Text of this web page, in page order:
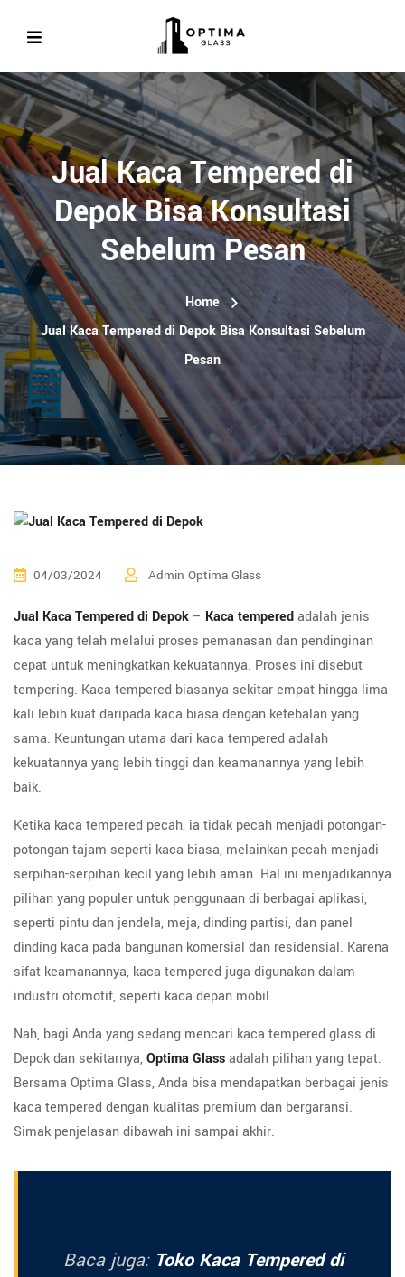
Jual Kaca Tempered di
Depok Bisa Konsultasi
Sebelum Pesan
Home
Jual Kaca Tempered di Depok Bisa Konsultasi Sebelum
Pesan
04/03/2024 Admin Optima Glass
Jual Kaca Tempered di Depok – Kaca temperedadalah jenis
kaca yang telah melalui proses pemanasan dan pendinginan
cepat untuk meningkatkan kekuatannya. Proses ini disebut
tempering. Kaca tempered biasanya sekitar empat hingga lima
kali lebih kuat daripada kaca biasa dengan ketebalan yang
sama. Keuntungan utama dari kaca tempered adalah
kekuatannya yang lebih tinggi dan keamanannya yang lebih
baik.
Ketika kaca tempered pecah, ia tidak pecah menjadi potongan-
potongan tajam seperti kaca biasa, melainkan pecah menjadi
serpihan-serpihan kecil yang lebih aman. Hal ini menjadikannya
pilihan yang populer untuk penggunaan di berbagai aplikasi,
seperti pintu dan jendela, meja, dinding partisi, dan panel
dinding kaca pada bangunan komersial dan residensial. Karena
sifat keamanannya, kaca tempered juga digunakan dalam
industri otomotif, seperti kaca depan mobil.
Nah, bagi Anda yang sedang mencari kaca tempered glass di
Depok dan sekitarnya,Optima Glassadalah pilihan yang tepat.
Bersama Optima Glass, Anda bisa mendapatkan berbagai jenis
kaca tempered dengan kualitas premium dan bergaransi.
Simak penjelasan dibawah ini sampai akhir.
Baca juga: Toko Kaca Tempered di